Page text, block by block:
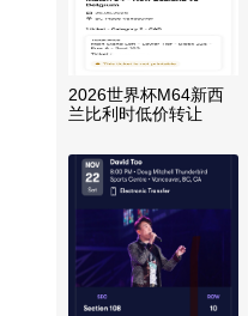
2026世界杯M64新西
兰比利时低价转让